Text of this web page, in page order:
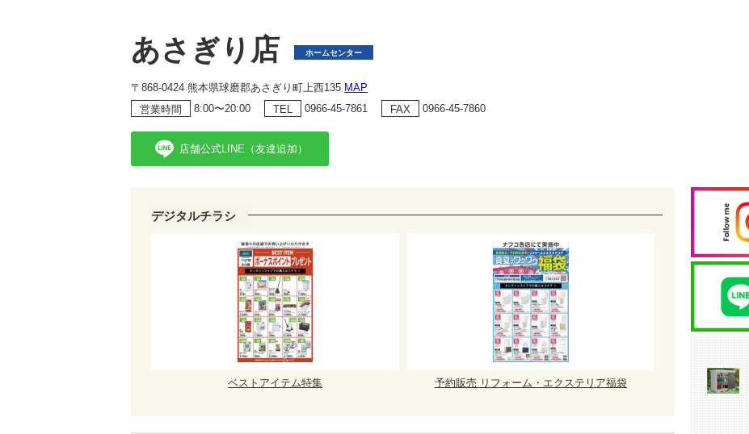
あさぎり店 ホームセンター
〒868-0424 熊本県球磨郡あさぎり町上西135 MAP
営業時間
8:00〜20:00 TEL 0966-45-7861 FAX 0966-45-7860
店舗公式LINE（友達追加）
デジタルチラシ
ベストアイテム特集 予約販売 リフォーム・エクステリア福袋